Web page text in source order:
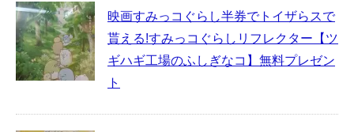
映画すみっコぐらし半券でトイザらスで
貰える!すみっコぐらしリフレクター【ツ
ギハギ工場のふしぎなコ】無料プレゼン
ト